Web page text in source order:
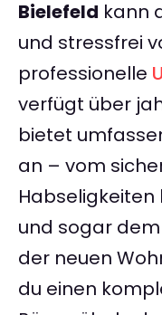
Bielefeld kann
und stressfrei
professionelle
verfügt über
bietet
an – vom
Habseligkeiten
und sogar
der neuen
du einen